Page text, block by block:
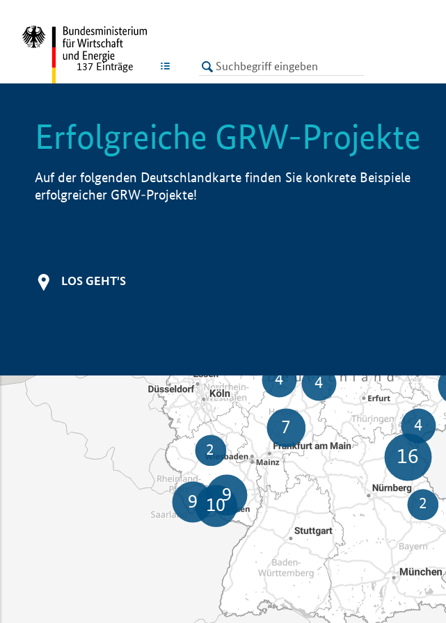
LISTE
137 Einträge
Erfolgreiche GRW-Projekte
Auf der folgenden Deutschlandkarte finden Sie konkrete Beispiele
erfolgreicher GRW-Projekte!
LOS GEHT'S